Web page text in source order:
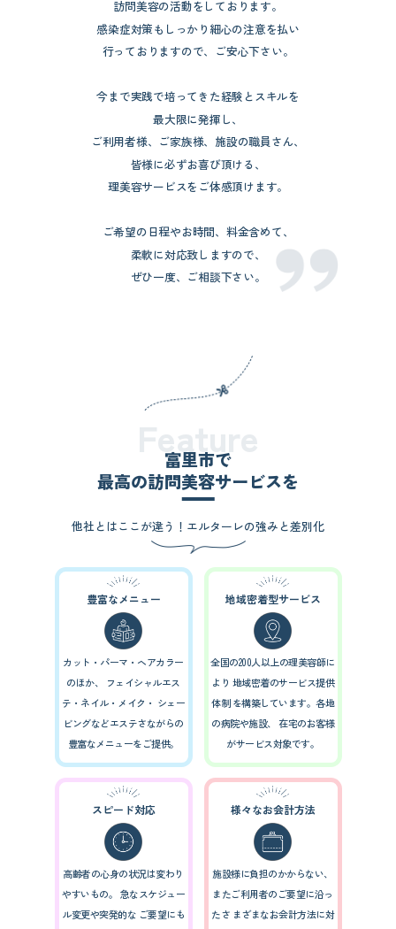
訪問美容の活動をしております。
感染症対策もしっかり細心の注意を払い
行っておりますので、ご安心下さい。
今まで実践で培ってきた経験とスキルを
最大限に発揮し、
ご利用者様、ご家族様、施設の職員さん、
皆様に必ずお喜び頂ける、
理美容サービスをご体感頂けます。
ご希望の日程やお時間、料金含めて、
柔軟に対応致しますので、
ぜひ一度、ご相談下さい。
富里市で
最高の訪問美容サービスを
他社とはここが違う！エルターレの強みと差別化
豊富なメニュー
カット・パーマ・ヘアカラー
のほか、
フェイシャルエス
テ・ネイル・メイク・ シェー
ビングなどエステさながらの
豊富なメニューをご提供。
地域密着型サービス
全国の200人以上の理美容師に
より 地域密着のサービス提供
体制を構築しています。各地
の病院や施設、
在宅のお客様
がサービス対象です。
スピード対応
高齢者の心身の状況は変わり
やすいもの。 急なスケジュー
ル変更や突発的な ご要望にも
様々なお会計方法
施設様に負担のかからない、
またご利用者のご要望に沿っ
たさ まざまなお会計方法に対